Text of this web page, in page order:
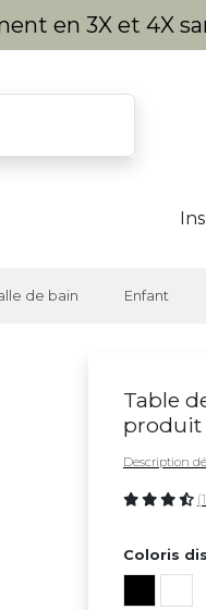
en 3X et 4X
de bain Enfant
Table
produit
Description
Coloris